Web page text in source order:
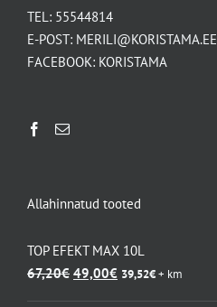
TEL: 55544814
E-POST: MERILI@KORISTAMA.EE
FACEBOOK: KORISTAMA
Allahinnatud tooted
TOP EFEKT MAX 10L
67,20€ Algne
49,00€Praegune
39,52€+ km